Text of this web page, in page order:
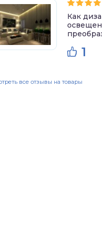
Как
1
все отзывы на товары